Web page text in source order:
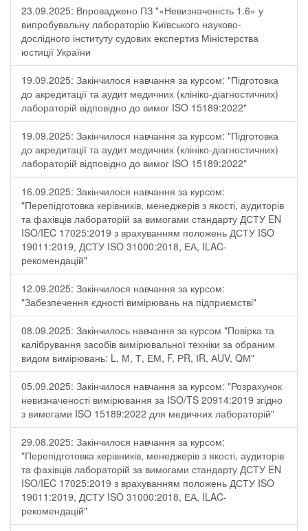
23.09.2025: Впроваджено ПЗ "«Невизначеність 1.6» у
випробувальну лабораторію Київського науково-
дослідного інституту судових експертиз Міністерства
юстиції України
19.09.2025: Закінчилося навчання за курсом: "Підготовка
до акредитації та аудит медичних (клініко-діагностичних)
лабораторій відповідно до вимог ISO 15189:2022"
19.09.2025: Закінчилося навчання за курсом: "Підготовка
до акредитації та аудит медичних (клініко-діагностичних)
лабораторій відповідно до вимог ISO 15189:2022"
16.09.2025: Закінчилося навчання за курсом:
"Перепідготовка керівників, менеджерів з якості, аудиторів
та фахівців лабораторій за вимогами стандарту ДСТУ EN
ISO/IEC 17025:2019 з врахуванням положень ДСТУ ISO
19011:2019, ДСТУ ISO 31000:2018, ЕА, ILAC-
рекомендацій"
12.09.2025: Закінчилося навчання за курсом:
"Забезпечення єдності вимірювань на підприємстві"
08.09.2025: Закінчилось навчання за курсом "Повірка та
калібрування засобів вимірювальної техніки за обраним
видом вимірювань: L, М, Т, ЕМ, F, РR, ІR, АUV, QМ"
05.09.2025: Закінчилося навчання за курсом: "Розрахунок
невизначеності вимірювання за ISO/TS 20914:2019 згідно
з вимогами ISO 15189:2022 для медичних лабораторій"
29.08.2025: Закінчилося навчання за курсом:
"Перепідготовка керівників, менеджерів з якості, аудиторів
та фахівців лабораторій за вимогами стандарту ДСТУ EN
ISO/IEC 17025:2019 з врахуванням положень ДСТУ ISO
19011:2019, ДСТУ ISO 31000:2018, ЕА, ILAC-
рекомендацій"